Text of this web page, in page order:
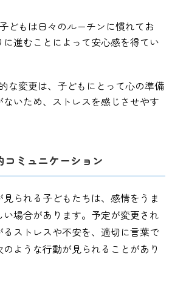
どもは日々のルーチンに慣れてお
に進むことによって安心感を得てい
な変更は、子どもにとって心の準備
いため、ストレスを感じさせやす
ミュニケーション
られる子どもたちは、感情をうま
い場合があります。予定が変更され
ストレスや不安を、適切に言葉で
ような行動が見られることがあり